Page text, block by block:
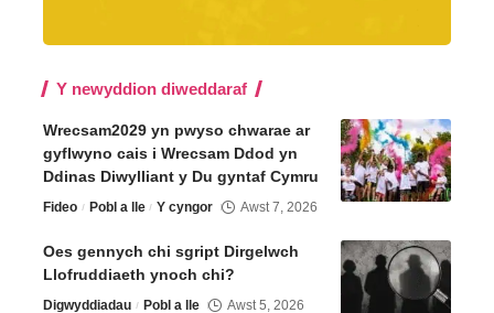
Y newyddion diweddaraf
Wrecsam2029 yn pwyso chwarae ar
gyflwyno cais i Wrecsam Ddod yn
Ddinas Diwylliant y Du gyntaf Cymru
Fideo Pobl a lle Y cyngor Awst 7, 2026
Oes gennych chi sgript Dirgelwch
Llofruddiaeth ynoch chi?
Digwyddiadau Pobl a lle Awst 5, 2026